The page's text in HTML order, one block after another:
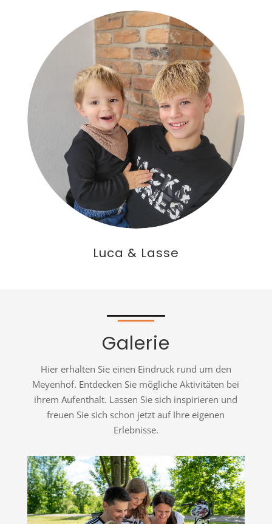
Luca & Lasse
Galerie
Hier erhalten Sie einen Eindruck rund um den
Meyenhof. Entdecken Sie mögliche Aktivitäten bei
ihrem Aufenthalt. Lassen Sie sich inspirieren und
freuen Sie sich schon jetzt auf Ihre eigenen
Erlebnisse.